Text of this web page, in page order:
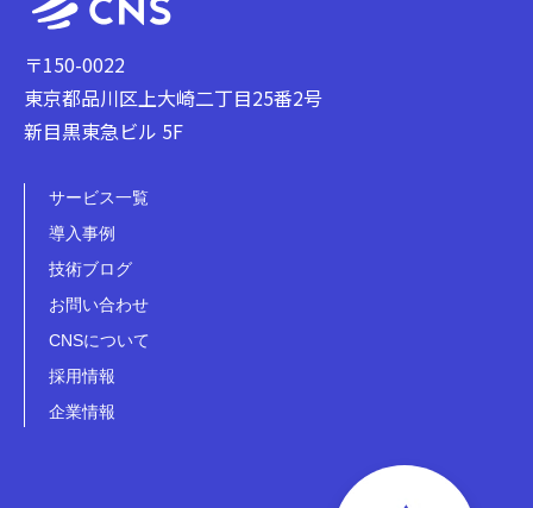
〒150-0022
東京都品川区上大崎二丁目25番2号
新目黒東急ビル 5F
サービス一覧
導入事例
技術ブログ
お問い合わせ
CNSについて
採用情報
企業情報